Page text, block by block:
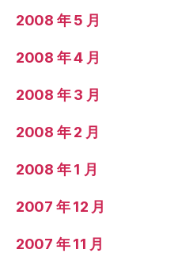
2008 年 5 月
2008 年 4 月
2008 年 3 月
2008 年 2 月
2008 年 1 月
2007 年 12 月
2007 年 11 月